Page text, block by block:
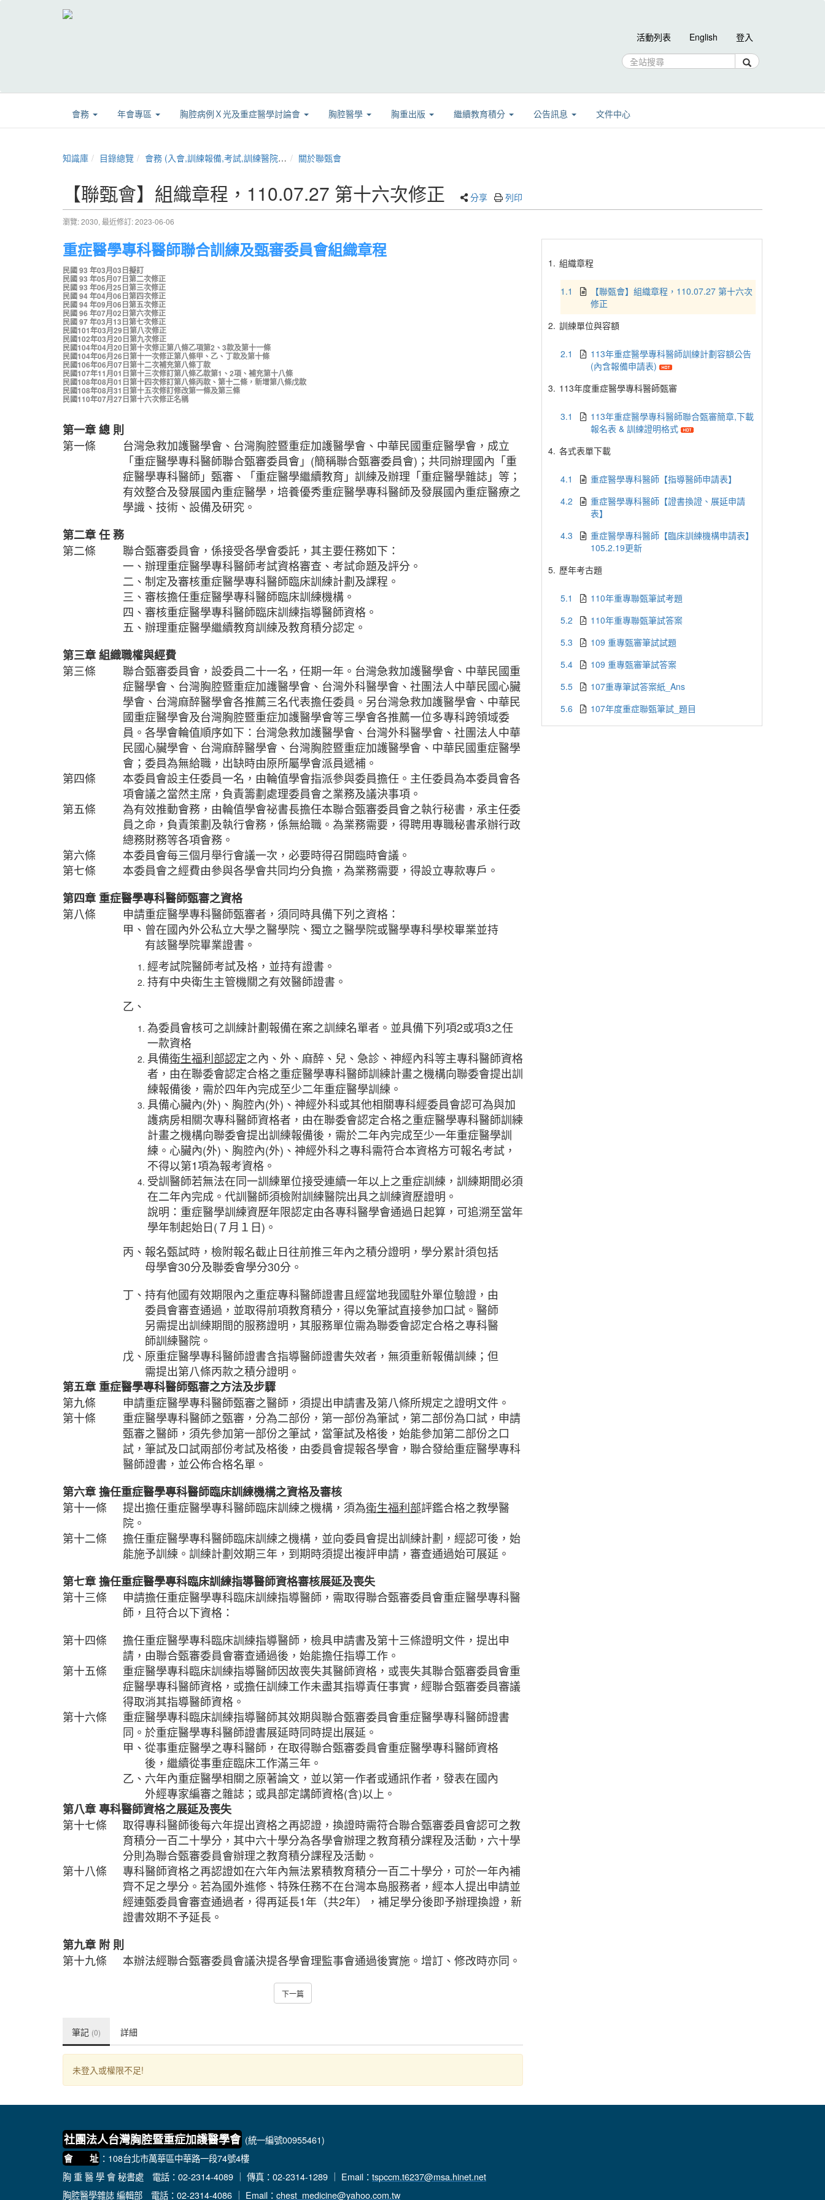
活動列表 English 登入
會務 年會專區 胸腔病例Ｘ光及重症醫學討論會 胸腔醫學 胸重出版 繼續教育積分 公告訊息 文件中心
知識庫 目錄總覽 會務 (入會,訓練報備,考試,訓練醫院,章程,證書展延) 關於聯甄會
【聯甄會】組織章程，110.07.27 第十六次修正 分享 列印
瀏覽: 2030, 最近修訂: 2023-06-06
重症醫學專科醫師聯合訓練及甄審委員會組織章程
民國 93 年03月03日擬訂
民國 93 年05月07日第二次修正
民國 93 年06月25日第三次修正
民國 94 年04月06日第四次修正
民國 94 年09月06日第五次修正
民國 96 年07月02日第六次修正
民國 97 年03月13日第七次修正
民國101年03月29日第八次修正
民國102年03月20日第九次修正
民國104年04月20日第十次修正第八條乙項第2、3款及第十一條
民國104年06月26日第十一次修正第八條甲、乙、丁款及第十條
民國106年06月07日第十二次補充第八條丁款
民國107年11月01日第十三次修訂第八條乙款第1、2項、補充第十八條
民國108年08月01日第十四次修訂第八條丙款、第十二條，新增第八條戊款
民國108年08月31日第十五次修訂修改第一條及第三條
民國110年07月27日第十六次修正名稱
第一章總 則
第一條
台灣急救加護醫學會、台灣胸腔暨重症加護醫學會、中華民國重症醫學會，成立
「重症醫學專科醫師聯合甄審委員會」(簡稱聯合甄審委員會)；共同辦理國內「重
症醫學專科醫師」甄審、「重症醫學繼續教育」訓練及辦理「重症醫學雜誌」等；
有效整合及發展國內重症醫學，培養優秀重症醫學專科醫師及發展國內重症醫療之
學識、技術、設備及研究。
第二章任務
第二條
聯合甄審委員會，係接受各學會委託，其主要任務如下：
一、辦理重症醫學專科醫師考試資格審查、考試命題及評分。
二、制定及審核重症醫學專科醫師臨床訓練計劃及課程。
三、審核擔任重症醫學專科醫師臨床訓練機構。
四、審核重症醫學專科醫師臨床訓練指導醫師資格。
五、辦理重症醫學繼續教育訓練及教育積分認定。
第三章組織職權與經費
第三條
聯合甄審委員會，設委員二十一名，任期一年。台灣急救加護醫學會、中華民國重
症醫學會、台灣胸腔暨重症加護醫學會、台灣外科醫學會、社團法人中華民國心臟
學會、台灣麻醉醫學會各推薦三名代表擔任委員。另台灣急救加護醫學會、中華民
國重症醫學會及台灣胸腔暨重症加護醫學會等三學會各推薦一位多專科跨領域委
員。各學會輪值順序如下：台灣急救加護醫學會、台灣外科醫學會、社團法人中華
民國心臟學會、台灣麻醉醫學會、台灣胸腔暨重症加護醫學會、中華民國重症醫學
會；委員為無給職，出缺時由原所屬學會派員遞補。
第四條
本委員會設主任委員一名，由輪值學會指派參與委員擔任。主任委員為本委員會各
項會議之當然主席，負責籌劃處理委員會之業務及議決事項。
第五條
為有效推動會務，由輪值學會祕書長擔任本聯合甄審委員會之執行秘書，承主任委
員之命，負責策劃及執行會務，係無給職。為業務需要，得聘用專職秘書承辦行政
總務財務等各項會務。
第六條
本委員會每三個月舉行會議一次，必要時得召開臨時會議。
第七條
本委員會之經費由參與各學會共同均分負擔，為業務需要，得設立專款專戶。
第四章 重症醫學專科醫師甄審之資格
第八條
申請重症醫學專科醫師甄審者，須同時具備下列之資格：
甲、曾在國內外公私立大學之醫學院、獨立之醫學院或醫學專科學校畢業並持
有該醫學院畢業證書。
經考試院醫師考試及格，並持有證書。
持有中央衛生主管機關之有效醫師證書。
乙、
為委員會核可之訓練計劃報備在案之訓練名單者。並具備下列項2或項3之任
一款資格
具備衛生福利部認定之內、外、麻醉、兒、急診、神經內科等主專科醫師資格
者，由在聯委會認定合格之重症醫學專科醫師訓練計畫之機構向聯委會提出訓
練報備後，需於四年內完成至少二年重症醫學訓練。
具備心臟內(外)、胸腔內(外)、神經外科或其他相關專科經委員會認可為與加
護病房相關次專科醫師資格者，由在聯委會認定合格之重症醫學專科醫師訓練
計畫之機構向聯委會提出訓練報備後，需於二年內完成至少一年重症醫學訓
練。心臟內(外)、胸腔內(外)、神經外科之專科需符合本資格方可報名考試，
不得以第1項為報考資格。
受訓醫師若無法在同一訓練單位接受連續一年以上之重症訓練，訓練期間必須
在二年內完成。代訓醫師須檢附訓練醫院出具之訓練資歷證明。
說明：重症醫學訓練資歷年限認定由各專科醫學會通過日起算，可追溯至當年
學年制起始日(７月１日)。
丙、報名甄試時，檢附報名截止日往前推三年內之積分證明，學分累計須包括
母學會30分及聯委會學分30分。
丁、持有他國有效期限內之重症專科醫師證書且經當地我國駐外單位驗證，由
委員會審查通過，並取得前項教育積分，得以免筆試直接參加口試。醫師
另需提出訓練期間的服務證明，其服務單位需為聯委會認定合格之專科醫
師訓練醫院。
戊、原重症醫學專科醫師證書含指導醫師證書失效者，無須重新報備訓練；但
需提出第八條丙款之積分證明。
第五章 重症醫學專科醫師甄審之方法及步驟
第九條
申請重症醫學專科醫師甄審之醫師，須提出申請書及第八條所規定之證明文件。
第十條
重症醫學專科醫師之甄審，分為二部份，第一部份為筆試，第二部份為口試，申請
甄審之醫師，須先參加第一部份之筆試，當筆試及格後，始能參加第二部份之口
試，筆試及口試兩部份考試及格後，由委員會提報各學會，聯合發給重症醫學專科
醫師證書，並公佈合格名單。
第六章擔任重症醫學專科醫師臨床訓練機構之資格及審核
第十一條
提出擔任重症醫學專科醫師臨床訓練之機構，須為衛生福利部評鑑合格之教學醫
院。
第十二條
擔任重症醫學專科醫師臨床訓練之機構，並向委員會提出訓練計劃，經認可後，始
能施予訓練。訓練計劃效期三年，到期時須提出複評申請，審查通過始可展延。
第七章擔任重症醫學專科臨床訓練指導醫師資格審核展延及喪失
第十三條
申請擔任重症醫學專科臨床訓練指導醫師，需取得聯合甄審委員會重症醫學專科醫
師，且符合以下資格：
第十四條
擔任重症醫學專科臨床訓練指導醫師，檢具申請書及第十三條證明文件，提出申
請，由聯合甄審委員會審查通過後，始能擔任指導工作。
第十五條
重症醫學專科臨床訓練指導醫師因故喪失其醫師資格，或喪失其聯合甄審委員會重
症醫學專科醫師資格，或擔任訓練工作未盡其指導責任事實，經聯合甄審委員審議
得取消其指導醫師資格。
第十六條
重症醫學專科臨床訓練指導醫師其效期與聯合甄審委員會重症醫學專科醫師證書
同。於重症醫學專科醫師證書展延時同時提出展延。
甲、從事重症醫學之專科醫師，在取得聯合甄審委員會重症醫學專科醫師資格
後，繼續從事重症臨床工作滿三年。
乙、六年內重症醫學相關之原著論文，並以第一作者或通訊作者，發表在國內
外經專家編審之雜誌；或具部定講師資格(含)以上。
第八章專科醫師資格之展延及喪失
第十七條
取得專科醫師後每六年提出資格之再認證，換證時需符合聯合甄審委員會認可之教
育積分一百二十學分，其中六十學分為各學會辦理之教育積分課程及活動，六十學
分則為聯合甄審委員會辦理之教育積分課程及活動。
第十八條
專科醫師資格之再認證如在六年內無法累積教育積分一百二十學分，可於一年內補
齊不足之學分。若為國外進修、特殊任務不在台灣本島服務者，經本人提出申請並
經連甄委員會審查通過者，得再延長1年（共2年），補足學分後即予辦理換證，新
證書效期不予延長。
第九章 附 則
第十九條
本辦法經聯合甄審委員會議決提各學會理監事會通過後實施。增訂、修改時亦同。
下一篇
筆記 (0) 詳細
未登入或權限不足!
1. 組織章程
1.1
【聯甄會】組織章程，110.07.27 第十六次
修正
2. 訓練單位與容額
2.1
113年重症醫學專科醫師訓練計劃容額公告
(內含報備申請表)
3. 113年度重症醫學專科醫師甄審
3.1
113年重症醫學專科醫師聯合甄審簡章,下載
報名表 & 訓練證明格式
4. 各式表單下載
4.1
重症醫學專科醫師【指導醫師申請表】
4.2
重症醫學專科醫師【證書換證、展延申請
表】
4.3
重症醫學專科醫師【臨床訓練機構申請表】
105.2.19更新
5. 歷年考古題
5.1
110年重專聯甄筆試考題
5.2
110年重專聯甄筆試答案
5.3
109 重專甄審筆試試題
5.4
109 重專甄審筆試答案
5.5
107重專筆試答案紙_Ans
5.6
107年度重症聯甄筆試_題目
社團法人台灣胸腔暨重症加護醫學會 (統一編號00955461)
會 址 ：108台北市萬華區中華路一段74號4樓
胸 重 醫 學 會 秘書處 電話：02-2314-4089 ｜ 傳真：02-2314-1289 ｜ Email： tspccm.t6237@msa.hinet.net
胸腔醫學雜誌 編輯部 電話：02-2314-4086 ｜ Email： chest_medicine@yahoo.com.tw